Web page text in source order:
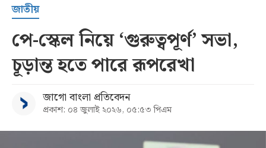
সর্বশেষ
সব
বিভাগ
জাতীয়
পে-স্কেল নিয়ে ‘গুরুত্বপূর্ণ’ সভা,
চূড়ান্ত হতে পারে রূপরেখা
জাগো বাংলা প্রতিবেদন
প্রকাশ: ০৪ জুলাই ২০২৬, ০৫:৫৩ পিএম